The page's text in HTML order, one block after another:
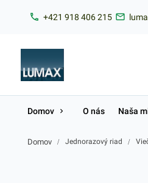
+421 918 406 215
Domov O nás Naša
Domov / Jednorazový riad /